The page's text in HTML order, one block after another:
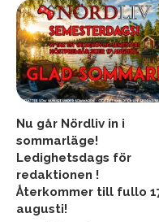
Nu går Nördliv in i
sommarläge!
Ledighetsdags för
redaktionen !
Återkommer till fullo
augusti!